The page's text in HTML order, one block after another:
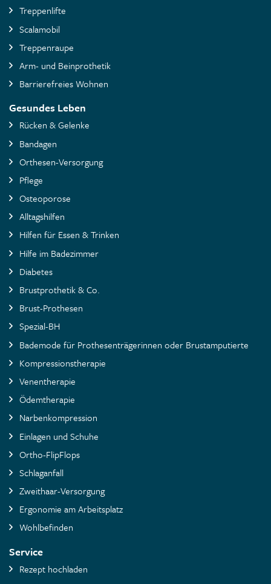
Treppenlifte
Scalamobil
Treppenraupe
Arm- und Beinprothetik
Barrierefreies Wohnen
Gesundes Leben
Rücken & Gelenke
Bandagen
Orthesen-Versorgung
Pflege
Osteoporose
Alltagshilfen
Hilfen für Essen & Trinken
Hilfe im Badezimmer
Diabetes
Brustprothetik & Co.
Brust-Prothesen
Spezial-BH
Bademode für Prothesenträgerinnen oder Brustamputierte
Kompressionstherapie
Venentherapie
Ödemtherapie
Narbenkompression
Einlagen und Schuhe
Ortho-FlipFlops
Schlaganfall
Zweithaar-Versorgung
Ergonomie am Arbeitsplatz
Wohlbefinden
Service
Rezept hochladen